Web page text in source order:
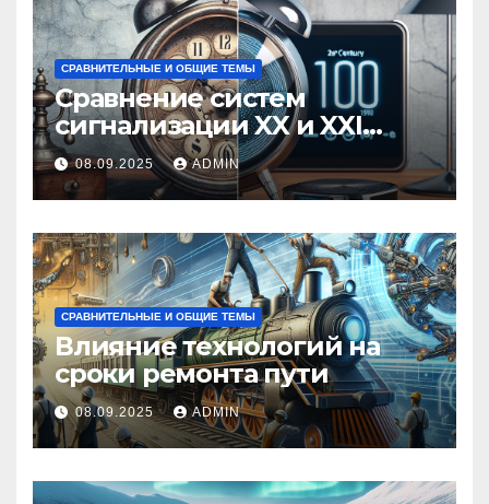
СРАВНИТЕЛЬНЫЕ И ОБЩИЕ ТЕМЫ
Сравнение систем
сигнализации XX и XXI
веков
08.09.2025 ADMIN
СРАВНИТЕЛЬНЫЕ И ОБЩИЕ ТЕМЫ
Влияние технологий на
сроки ремонта пути
08.09.2025 ADMIN